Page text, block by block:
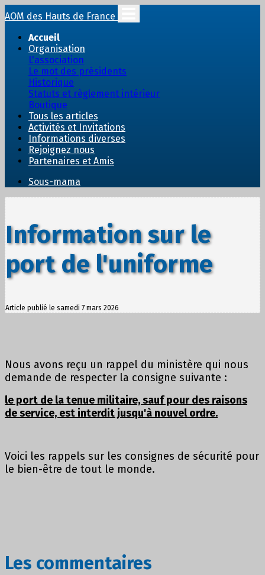
AOM des Hauts de France
Accueil
Organisation
L'association
Le mot des présidents
Historique
Statuts et règlement intérieur
Boutique
Tous les articles
Activités et Invitations
Informations diverses
Rejoignez nous
Partenaires et Amis
Sous-mama
Information sur le
port de l'uniforme
Article publié le samedi 7 mars 2026
Nous avons reçu un rappel du ministère qui nous
demande de respecter la consigne suivante :
le port de la tenue militaire, sauf pour des raisons
de service, est interdit jusqu'à nouvel ordre.
Voici les rappels sur les consignes de sécurité pour
le bien-être de tout le monde.
Les commentaires